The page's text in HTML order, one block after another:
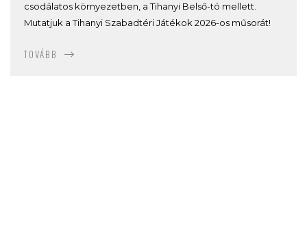
csodálatos környezetben, a Tihanyi Belső-tó mellett.
Mutatjuk a Tihanyi Szabadtéri Játékok 2026-os műsorát!
TOVÁBB